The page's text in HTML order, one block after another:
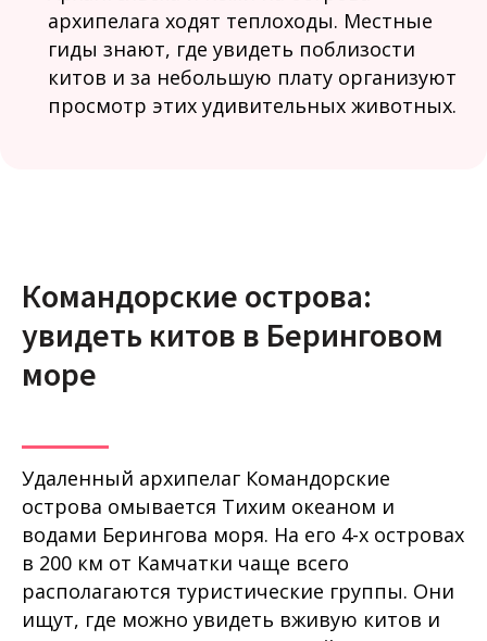
архипелага ходят теплоходы. Местные
гиды знают, где увидеть поблизости
китов и за небольшую плату организуют
просмотр этих удивительных животных.
Командорские острова:
увидеть китов в Беринговом
море
Удаленный архипелаг Командорские
острова омывается Тихим океаном и
водами Берингова моря. На его 4-х островах
в 200 км от Камчатки чаще всего
располагаются туристические группы. Они
ищут, где можно увидеть вживую китов и